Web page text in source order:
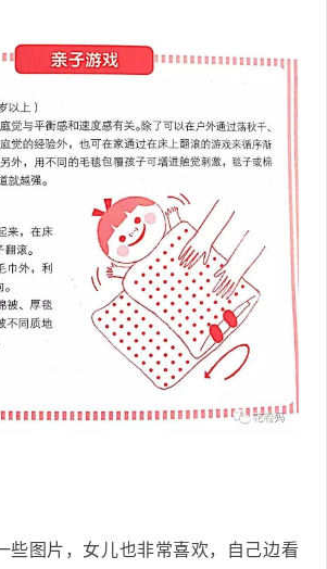
些图片，女儿也非常喜欢，自己边看